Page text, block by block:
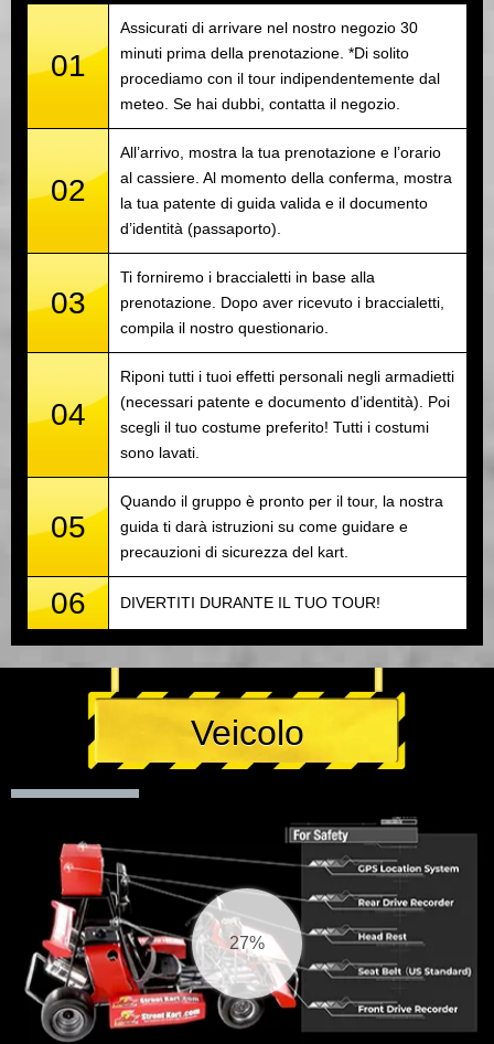
01
Assicurati di arrivare nel nostro negozio 30
minuti prima della prenotazione. *Di solito
procediamo con il tour indipendentemente dal
meteo. Se hai dubbi, contatta il negozio.
02
All’arrivo, mostra la tua prenotazione e l’orario
al cassiere. Al momento della conferma, mostra
la tua patente di guida valida e il documento
d’identità (passaporto).
03
Ti forniremo i braccialetti in base alla
prenotazione. Dopo aver ricevuto i braccialetti,
compila il nostro questionario.
04
Riponi tutti i tuoi effetti personali negli armadietti
(necessari patente e documento d’identità). Poi
scegli il tuo costume preferito! Tutti i costumi
sono lavati.
05
Quando il gruppo è pronto per il tour, la nostra
guida ti darà istruzioni su come guidare e
precauzioni di sicurezza del kart.
06 DIVERTITI DURANTE IL TUO TOUR!
Veicolo
28%